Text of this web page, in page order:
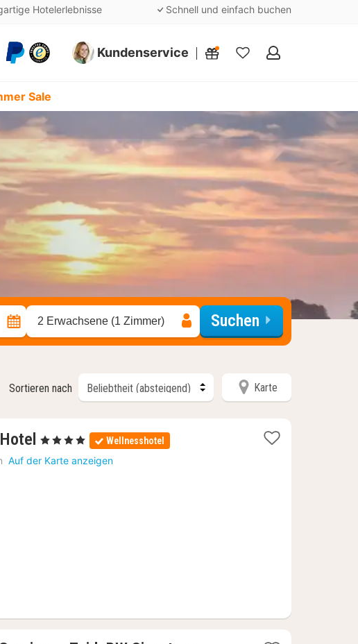
Hotelerlebnisse Schnell und einfach buchen
Kundenservice
Meine
Sale
2 Erwachsene (1 Zimmer) Suchen
Sortieren nach Karte
1
Nacht
ab
, 4 Sterne Wellnesshotel
Auf der Karte anzeigen